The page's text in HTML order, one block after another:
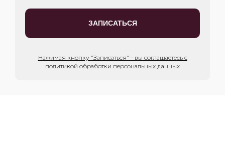
ЗАПИСАТЬСЯ
Нажимая кнопку "Записаться" - вы соглашаетесь с
политикой обработки персональных данных